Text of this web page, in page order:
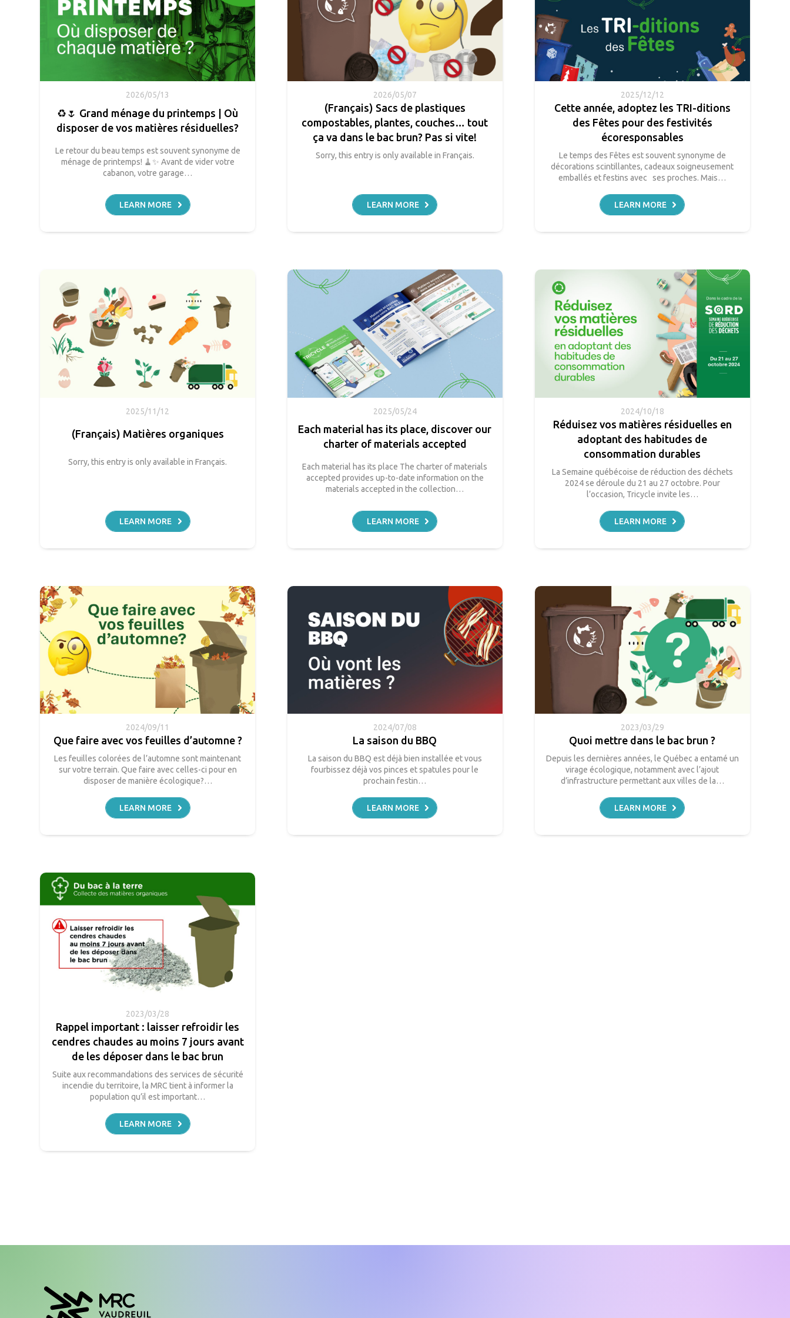
2026/05/13
♻️🌷 Grand ménage du printemps | Où
disposer de vos matières résiduelles?
Le retour du beau temps est souvent synonyme de
ménage de printemps! 🧹✨ Avant de vider votre
cabanon, votre garage…
LEARN MORE
2026/05/07
(Français) Sacs de plastiques
compostables, plantes, couches… tout
ça va dans le bac brun? Pas si vite!
Sorry, this entry is only available in Français.
LEARN MORE
2025/12/12
Cette année, adoptez les TRI-ditions
des Fêtes pour des festivités
écoresponsables
Le temps des Fêtes est souvent synonyme de
décorations scintillantes, cadeaux soigneusement
emballés et festins avec ses proches. Mais…
LEARN MORE
2025/11/12
(Français) Matières organiques
Sorry, this entry is only available in Français.
LEARN MORE
2025/05/24
Each material has its place, discover our
charter of materials accepted
Each material has its place The charter of materials
accepted provides up-to-date information on the
materials accepted in the collection…
LEARN MORE
2024/10/18
Réduisez vos matières résiduelles en
adoptant des habitudes de
consommation durables
La Semaine québécoise de réduction des déchets
2024 se déroule du 21 au 27 octobre. Pour
l’occasion, Tricycle invite les…
LEARN MORE
2024/09/11
Que faire avec vos feuilles d’automne ?
Les feuilles colorées de l’automne sont maintenant
sur votre terrain. Que faire avec celles-ci pour en
disposer de manière écologique?…
LEARN MORE
2024/07/08
La saison du BBQ
La saison du BBQ est déjà bien installée et vous
fourbissez déjà vos pinces et spatules pour le
prochain festin…
LEARN MORE
2023/03/29
Quoi mettre dans le bac brun ?
Depuis les dernières années, le Québec a entamé un
virage écologique, notamment avec l’ajout
d’infrastructure permettant aux villes de la…
LEARN MORE
2023/03/28
Rappel important : laisser refroidir les
cendres chaudes au moins 7 jours avant
de les déposer dans le bac brun
Suite aux recommandations des services de sécurité
incendie du territoire, la MRC tient à informer la
population qu’il est important…
LEARN MORE